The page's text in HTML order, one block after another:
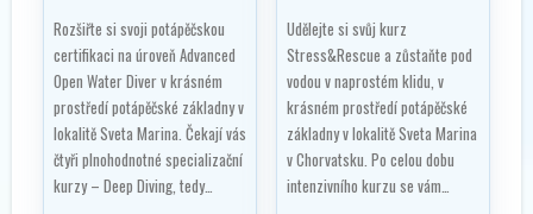
Rozšiřte si svoji potápěčskou
certifikaci na úroveň Advanced
Open Water Diver v krásném
prostředí potápěčské základny v
lokalitě Sveta Marina. Čekají vás
čtyři plnohodnotné specializační
kurzy – Deep Diving, tedy…
Udělejte si svůj kurz
Stress&Rescue a zůstaňte pod
vodou v naprostém klidu, v
krásném prostředí potápěčské
základny v lokalitě Sveta Marina
v Chorvatsku. Po celou dobu
intenzivního kurzu se vám…